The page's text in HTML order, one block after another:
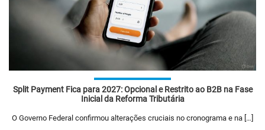
Split Payment Fica para 2027: Opcional e Restrito ao B2B na Fase
Inicial da Reforma Tributária
O Governo Federal confirmou alterações cruciais no cronograma e na […]